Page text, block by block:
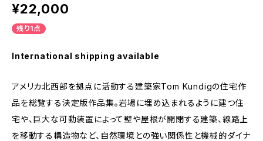
¥22,000
残り1点
International shipping available
アメリカ北西部を拠点に活動する建築家Tom Kundigの住宅作
品を総覧する決定版作品集。岩場に埋め込まれるように建つ住
宅や、巨大な可動装置によって壁や屋根が開閉する建築、線路上
を移動する構造物など、自然環境との強い関係性と機械的ダイナ